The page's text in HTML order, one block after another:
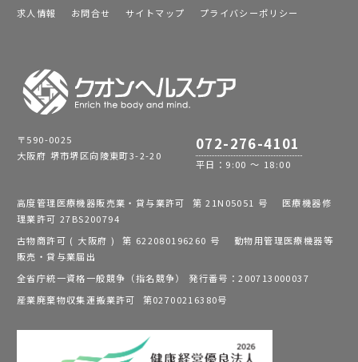
求人情報
お問合せ サイトマップ プライバシーポリシー
〒590-0025
大阪府 堺市堺区向陵東町3-2-20
072-276-4101
平日：9:00 ～ 18:00
高度管理医療機器販売業・貸与業許可 第 21N05051 号 医療機器修
理業許可 27BS200794
古物商許可 ( 大阪府 ) 第 622080196260 号 動物用管理医療機器等
販売・貸与業届出
全省庁統一資格一般競争（指名競争） 発行番号：200713000037
産業廃棄物収集運搬業許可 第02700216380号